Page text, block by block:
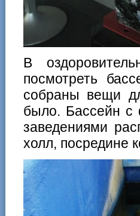
В
посмотреть
собраны вещи
было. Бассейн с
заведениями
холл, посредине